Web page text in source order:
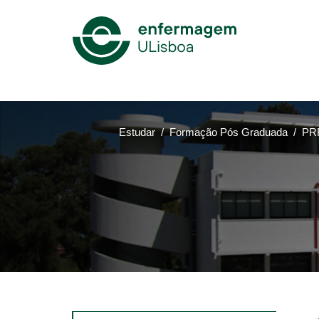
Mega
Menu
Estudar Formação Pós Graduada